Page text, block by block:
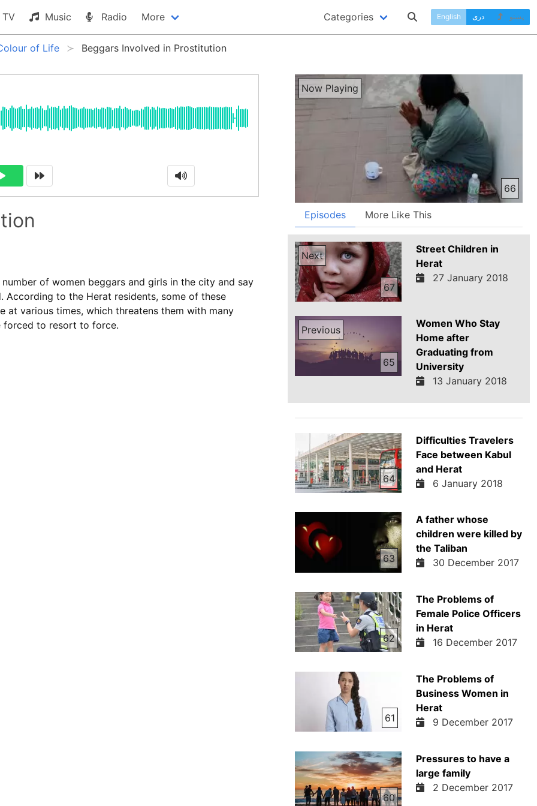
TV Music Radio More Categories English دری پښتو
of Life Beggars Involved in Prostitution
of women beggars and girls in the city and say
According to the Herat residents, some of these
various times, which threatens them with many
forced to resort to force.
Now Playing
66
Episodes More Like This
Next
67
Street Children in
Herat
27 January 2018
Previous
65
Women Who Stay
Home after
Graduating from
University
13 January 2018
64
Difficulties Travelers
Face between Kabul
and Herat
6 January 2018
63
A father whose
children were killed by
the Taliban
30 December 2017
62
The Problems of
Female Police Officers
in Herat
16 December 2017
61
The Problems of
Business Women in
Herat
9 December 2017
60
Pressures to have a
large family
2 December 2017